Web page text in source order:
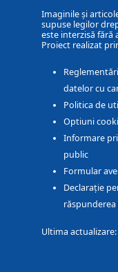
Imaginile și
supuse legilor
este interzisă
Proiect realizat
datelor cu
Politica de
Optiuni
Informare
public
Formular
Declarație
Ultima actualizare: